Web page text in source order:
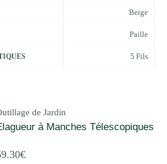
Beige
Paille
5 Fils
de Jardin
à Manches Télescopiques
€